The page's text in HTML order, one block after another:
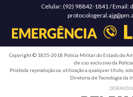
Celular: (92) 98842-1841 / Email:
Copyright © 1835-2018 Polícia Militar do Estado do
de uso exclusivo da
Proibida reprodução ou utilização a qualquer título,
Diretoria de Tecnologia da